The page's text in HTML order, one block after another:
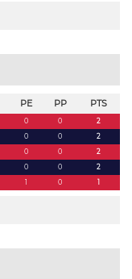
PE PP PTS
0 0
2
0 0
2
0 0
2
0 0
2
1 0 1